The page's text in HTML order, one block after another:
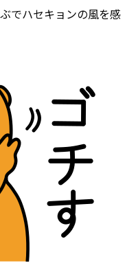
でハセキョンの風を感